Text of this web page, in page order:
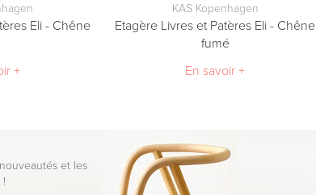
Eli - Chêne
+
KAS Kopenhagen
Etagère Livres et Patères Eli - Chêne
fumé
En savoir +
et les